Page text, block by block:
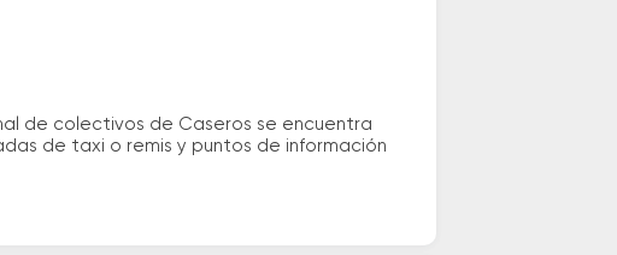
de colectivos de Caseros se encuentra
de taxi o remis y puntos de información